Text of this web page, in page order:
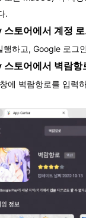
.
토어에서 계정 로
하고, Google 로그
토어에서 벽람항
에 벽람항로를 입력